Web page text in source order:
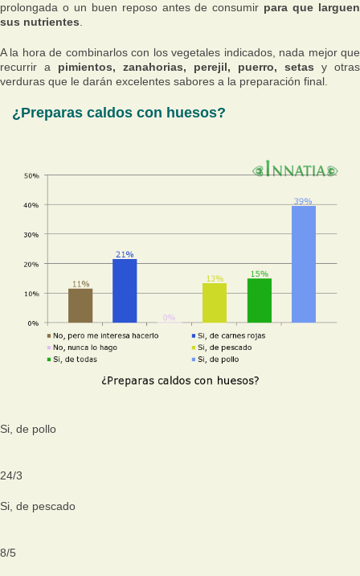
prolongada o un buen reposo antes de consumir para que larguen
sus nutrientes
A la hora de combinarlos con los vegetales indicados, nada mejor que
recurrir a pimientos, zanahorias, perejil, puerro, setas y otras
verduras que le darán excelentes sabores a la preparación final.
¿Preparas caldos con huesos?
Si, de pollo
24/3
Si, de pescado
8/5